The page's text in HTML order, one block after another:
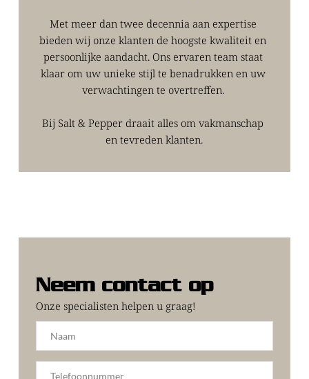
Met meer dan twee decennia aan expertise
bieden wij onze klanten de hoogste kwaliteit en
persoonlijke aandacht. Ons ervaren team staat
klaar om uw unieke stijl te benadrukken en uw
verwachtingen te overtreffen.
Bij Salt & Pepper draait alles om vakmanschap
en tevreden klanten.
Neem contact op
Onze specialisten helpen u graag!